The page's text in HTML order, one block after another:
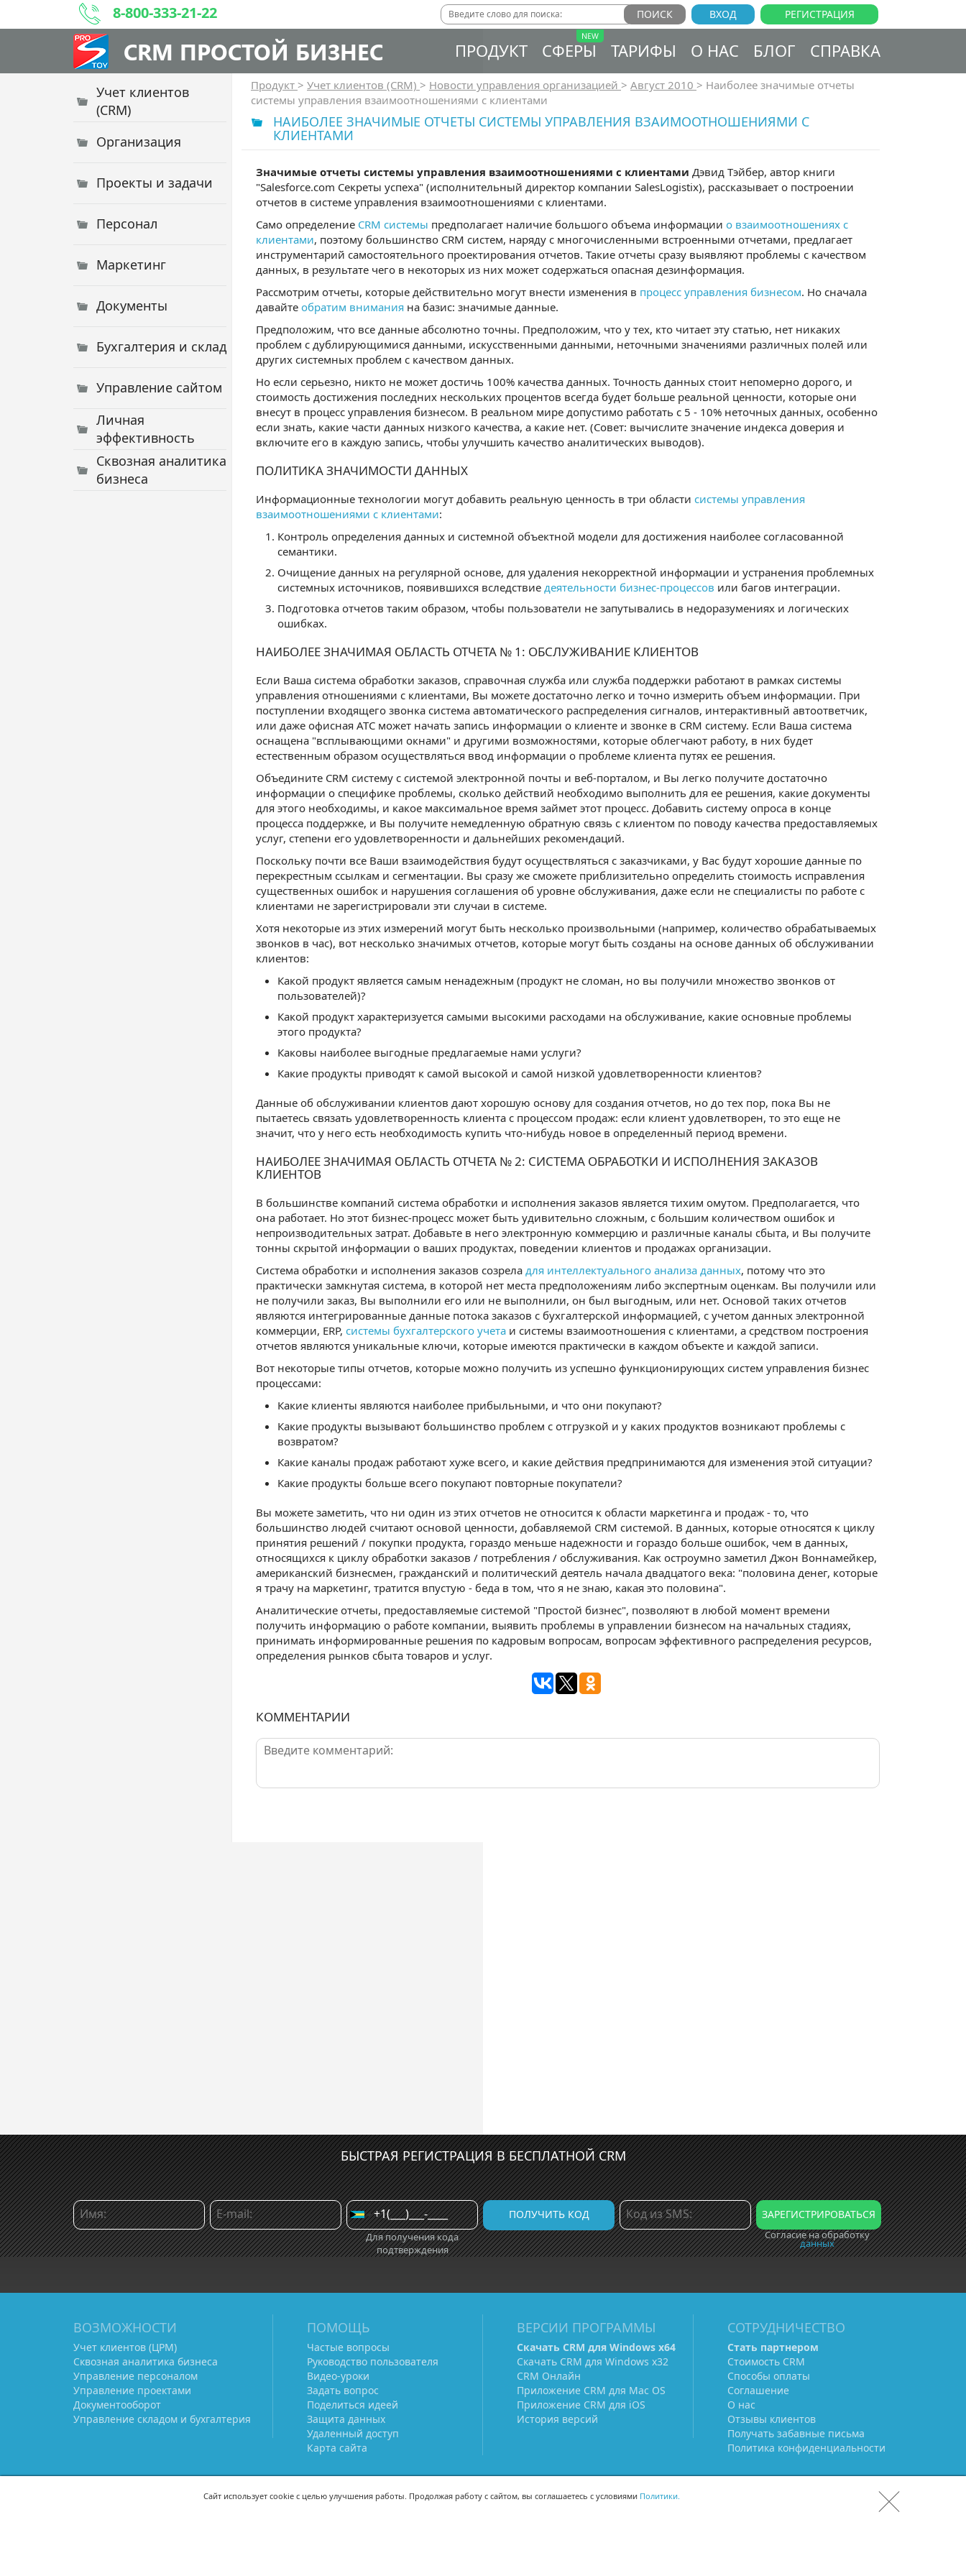
8-800-333-21-22 РЕГИСТРАЦИЯ
ВХОД
CRM ПРОСТОЙ БИЗНЕС ПРОДУКТ СФЕРЫ ТАРИФЫ О НАС БЛОГ СПРАВКА
Учет клиентов
(CRM)
Организация
Проекты и задачи
Персонал
Маркетинг
Документы
Бухгалтерия и склад
Управление сайтом
Личная
эффективность
Сквозная аналитика
бизнеса
Продукт > Учет клиентов (CRM) > Новости управления организацией > Август 2010 > Наиболее значимые отчеты
системы управления взаимоотношениями с клиентами
НАИБОЛЕЕ ЗНАЧИМЫЕ ОТЧЕТЫ СИСТЕМЫ УПРАВЛЕНИЯ ВЗАИМООТНОШЕНИЯМИ С
КЛИЕНТАМИ
Значимые отчеты системы управления взаимоотношениями с клиентами Дэвид Тэйбер, автор книги
"Salesforce.com Секреты успеха" (исполнительный директор компании SalesLogistix), рассказывает о построении
отчетов в системе управления взаимоотношениями с клиентами.
Само определение CRM системы предполагает наличие большого объема информации о взаимоотношениях с
клиентами, поэтому большинство CRM систем, наряду с многочисленными встроенными отчетами, предлагает
инструментарий самостоятельного проектирования отчетов. Такие отчеты сразу выявляют проблемы с качеством
данных, в результате чего в некоторых из них может содержаться опасная дезинформация.
Рассмотрим отчеты, которые действительно могут внести изменения в процесс управления бизнесом. Но сначала
давайте обратим внимания на базис: значимые данные.
Предположим, что все данные абсолютно точны. Предположим, что у тех, кто читает эту статью, нет никаких
проблем с дублирующимися данными, искусственными данными, неточными значениями различных полей или
других системных проблем с качеством данных.
Но если серьезно, никто не может достичь 100% качества данных. Точность данных стоит непомерно дорого, и
стоимость достижения последних нескольких процентов всегда будет больше реальной ценности, которые они
внесут в процесс управления бизнесом. В реальном мире допустимо работать с 5 - 10% неточных данных, особенно
если знать, какие части данных низкого качества, а какие нет. (Совет: вычислите значение индекса доверия и
включите его в каждую запись, чтобы улучшить качество аналитических выводов).
ПОЛИТИКА ЗНАЧИМОСТИ ДАННЫХ
Информационные технологии могут добавить реальную ценность в три области системы управления
взаимоотношениями с клиентами:
Контроль определения данных и системной объектной модели для достижения наиболее согласованной
семантики.
Очищение данных на регулярной основе, для удаления некорректной информации и устранения проблемных
системных источников, появившихся вследствие деятельности бизнес-процессов или багов интеграции.
Подготовка отчетов таким образом, чтобы пользователи не запутывались в недоразумениях и логических
ошибках.
НАИБОЛЕЕ ЗНАЧИМАЯ ОБЛАСТЬ ОТЧЕТА № 1: ОБСЛУЖИВАНИЕ КЛИЕНТОВ
Если Ваша система обработки заказов, справочная служба или служба поддержки работают в рамках системы
управления отношениями с клиентами, Вы можете достаточно легко и точно измерить объем информации. При
поступлении входящего звонка система автоматического распределения сигналов, интерактивный автоответчик,
или даже офисная АТС может начать запись информации о клиенте и звонке в CRM систему. Если Ваша система
оснащена "всплывающими окнами" и другими возможностями, которые облегчают работу, в них будет
естественным образом осуществляться ввод информации о проблеме клиента путях ее решения.
Объедините CRM систему с системой электронной почты и веб-порталом, и Вы легко получите достаточно
информации о специфике проблемы, сколько действий необходимо выполнить для ее решения, какие документы
для этого необходимы, и какое максимальное время займет этот процесс. Добавить систему опроса в конце
процесса поддержке, и Вы получите немедленную обратную связь с клиентом по поводу качества предоставляемых
услуг, степени его удовлетворенности и дальнейших рекомендаций.
Поскольку почти все Ваши взаимодействия будут осуществляться с заказчиками, у Вас будут хорошие данные по
перекрестным ссылкам и сегментации. Вы сразу же сможете приблизительно определить стоимость исправления
существенных ошибок и нарушения соглашения об уровне обслуживания, даже если не специалисты по работе с
клиентами не зарегистрировали эти случаи в системе.
Хотя некоторые из этих измерений могут быть несколько произвольными (например, количество обрабатываемых
звонков в час), вот несколько значимых отчетов, которые могут быть созданы на основе данных об обслуживании
клиентов:
Какой продукт является самым ненадежным (продукт не сломан, но вы получили множество звонков от
пользователей)?
Какой продукт характеризуется самыми высокими расходами на обслуживание, какие основные проблемы
этого продукта?
Каковы наиболее выгодные предлагаемые нами услуги?
Какие продукты приводят к самой высокой и самой низкой удовлетворенности клиентов?
Данные об обслуживании клиентов дают хорошую основу для создания отчетов, но до тех пор, пока Вы не
пытаетесь связать удовлетворенность клиента с процессом продаж: если клиент удовлетворен, то это еще не
значит, что у него есть необходимость купить что-нибудь новое в определенный период времени.
НАИБОЛЕЕ ЗНАЧИМАЯ ОБЛАСТЬ ОТЧЕТА № 2: СИСТЕМА ОБРАБОТКИ И ИСПОЛНЕНИЯ ЗАКАЗОВ
КЛИЕНТОВ
В большинстве компаний система обработки и исполнения заказов является тихим омутом. Предполагается, что
она работает. Но этот бизнес-процесс может быть удивительно сложным, с большим количеством ошибок и
непроизводительных затрат. Добавьте в него электронную коммерцию и различные каналы сбыта, и Вы получите
тонны скрытой информации о ваших продуктах, поведении клиентов и продажах организации.
Система обработки и исполнения заказов созрела для интеллектуального анализа данных, потому что это
практически замкнутая система, в которой нет места предположениям либо экспертным оценкам. Вы получили или
не получили заказ, Вы выполнили его или не выполнили, он был выгодным, или нет. Основой таких отчетов
являются интегрированные данные потока заказов с бухгалтерской информацией, с учетом данных электронной
коммерции, ERP, системы бухгалтерского учета и системы взаимоотношения с клиентами, а средством построения
отчетов являются уникальные ключи, которые имеются практически в каждом объекте и каждой записи.
Вот некоторые типы отчетов, которые можно получить из успешно функционирующих систем управления бизнес
процессами:
Какие клиенты являются наиболее прибыльными, и что они покупают?
Какие продукты вызывают большинство проблем с отгрузкой и у каких продуктов возникают проблемы с
возвратом?
Какие каналы продаж работают хуже всего, и какие действия предпринимаются для изменения этой ситуации?
Какие продукты больше всего покупают повторные покупатели?
Вы можете заметить, что ни один из этих отчетов не относится к области маркетинга и продаж - то, что
большинство людей считают основой ценности, добавляемой CRM системой. В данных, которые относятся к циклу
принятия решений / покупки продукта, гораздо меньше надежности и гораздо больше ошибок, чем в данных,
относящихся к циклу обработки заказов / потребления / обслуживания. Как остроумно заметил Джон Воннамейкер,
американский бизнесмен, гражданский и политический деятель начала двадцатого века: "половина денег, которые
я трачу на маркетинг, тратится впустую - беда в том, что я не знаю, какая это половина".
Аналитические отчеты, предоставляемые системой "Простой бизнес", позволяют в любой момент времени
получить информацию о работе компании, выявить проблемы в управлении бизнесом на начальных стадиях,
принимать информированные решения по кадровым вопросам, вопросам эффективного распределения ресурсов,
определения рынков сбыта товаров и услуг.
КОММЕНТАРИИ
БЫСТРАЯ РЕГИСТРАЦИЯ В БЕСПЛАТНОЙ CRM
Для получения кода
подтверждения
Согласие на обработку
данных
ВОЗМОЖНОСТИ
Учет клиентов (ЦРМ)
Сквозная аналитика бизнеса
Управление персоналом
Управление проектами
Документооборот
Управление складом и бухгалтерия
ПОМОЩЬ
Частые вопросы
Руководство пользователя
Видео-уроки
Задать вопрос
Поделиться идеей
Защита данных
Удаленный доступ
Карта сайта
ВЕРСИИ ПРОГРАММЫ
Скачать CRM для Windows х64
Скачать CRM для Windows х32
CRM Онлайн
Приложение CRM для Mac OS
Приложение CRM для iOS
История версий
СОТРУДНИЧЕСТВО
Стать партнером
Стоимость CRM
Способы оплаты
Соглашение
О нас
Отзывы клиентов
Получать забавные письма
Политика конфиденциальности
Сайт использует cookie с целью улучшения работы. Продолжая работу с сайтом, вы соглашаетесь с условиями Политики.